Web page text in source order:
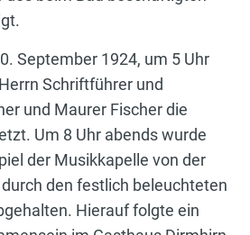
September 1924, um 5 Uhr
Schriftführer und
und Maurer Fischer die
Um 8 Uhr abends wurde
der Musikkapelle von der
den festlich beleuchteten
Hierauf folgte ein